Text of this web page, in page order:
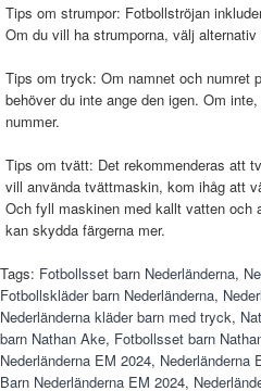
Tips om strumpor: Fotbollströjan
Om du vill ha strumporna, välj
Tips om tryck: Om namnet och numret
behöver du inte ange den igen. Om
nummer.
Tips om tvätt: Det rekommenderas att
vill använda tvättmaskin, kom ihåg att
Och fyll maskinen med kallt vatten
kan skydda färgerna mer.
Tags: Fotbollsset barn Nederländerna,
Fotbollskläder barn Nederländerna,
Nederländerna kläder barn med tryck,
barn Nathan Ake, Fotbollsset barn
Nederländerna EM 2024, Nederländerna
Barn Nederländerna EM 2024,